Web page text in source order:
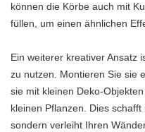
können die Körbe auch mit
füllen, um einen ähnlichen
Ein weiterer kreativer Ansatz
zu nutzen. Montieren Sie sie
sie mit kleinen Deko-
kleinen Pflanzen. Dies
sondern verleiht Ihren